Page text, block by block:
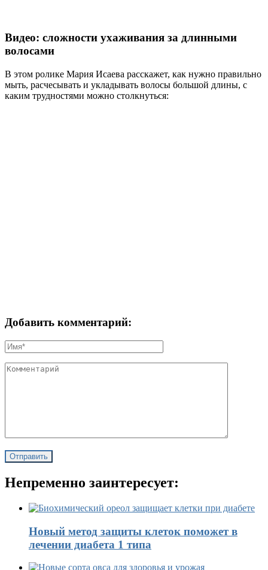
Видео: сложности ухаживания за длинными
волосами
В этом ролике Мария Исаева расскажет, как нужно правильно
мыть, расчесывать и укладывать волосы большой длины, с
каким трудностями можно столкнуться:
Добавить комментарий:
Непременно заинтересует:
Новый метод защиты клеток поможет в
лечении диабета 1 типа